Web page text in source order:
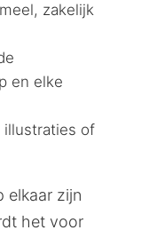
zakelijk
en elke
of
elkaar zijn
het voor